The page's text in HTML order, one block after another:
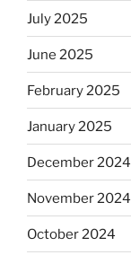
July 2025
June 2025
February 2025
January 2025
December 2024
November 2024
October 2024